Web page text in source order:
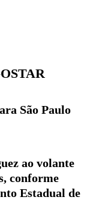
São Paulo
ao volante
conforme
Estadual de